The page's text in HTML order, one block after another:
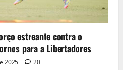
estreante contra o
para a Libertadores
2025 20